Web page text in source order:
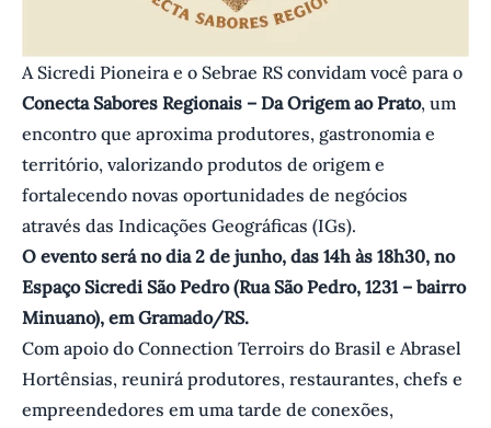
A Sicredi Pioneira e o Sebrae RS convidam você para o
Conecta Sabores Regionais – Da Origem ao Prato, um
encontro que aproxima produtores, gastronomia e
território, valorizando produtos de origem e
fortalecendo novas oportunidades de negócios
através das Indicações Geográficas (IGs).
O evento será no dia 2 de junho, das 14h às 18h30, no
Espaço Sicredi São Pedro (Rua São Pedro, 1231 – bairro
Minuano), em Gramado/RS.
Com apoio do Connection Terroirs do Brasil e Abrasel
Hortênsias, reunirá produtores, restaurantes, chefs e
empreendedores em uma tarde de conexões,